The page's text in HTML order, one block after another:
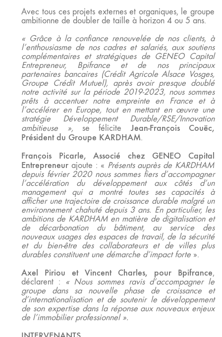
Avec tous ces projets externes et organiques, le groupe
ambitionne de doubler de taille à horizon 4 ou 5 ans.
« Grâce à la confiance renouvelée de nos clients, à
l’enthousiasme de nos cadres et salariés, aux soutiens
complémentaires et stratégiques de GENEO Capital
Entrepreneur, Bpifrance et de nos principaux
partenaires bancaires (Crédit Agricole Alsace Vosges,
Groupe Crédit Mutuel), après avoir presque doublé
notre activité sur la période 2019-2023, nous sommes
prêts à accentuer notre empreinte en France et à
l’accélérer en Europe, tout en mettant en œuvre une
stratégie Développement Durable/RSE/Innovation
ambitieuse », se félicite Jean-François Couëc,
Président du Groupe KARDHAM.
François Picarle, Associé chez GENEO Capital
Entrepreneur ajoute : « Présents auprès de KARDHAM
depuis février 2020 nous sommes fiers d’accompagner
l’accélération du développement aux côtés d’un
management qui a montré toutes ses capacités à
afficher une trajectoire de croissance durable malgré un
environnement chahuté depuis 3 ans. En particulier, les
ambitions de KARDHAM en matière de digitalisation et
de décarbonation du bâtiment, au service des
nouveaux usages des espaces de travail, de la sécurité
et du bien-être des collaborateurs et de villes plus
durables constituent une démarche d’impact forte ».
Axel Piriou et Vincent Charles, pour Bpifrance,
déclarent : « Nous sommes ravis d’accompagner le
groupe dans sa nouvelle phase de croissance et
d’internationalisation et de soutenir le développement
de son expertise dans la réponse aux nouveaux enjeux
de l’immobilier professionnel ».